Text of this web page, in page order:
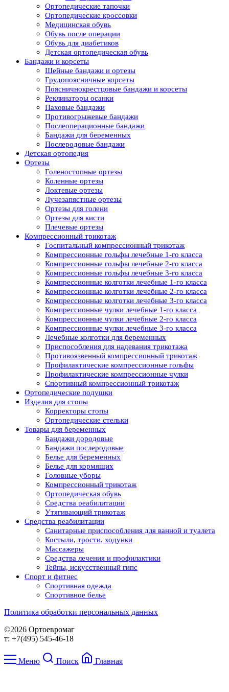
Ортопедические тапочки
Ортопедические кроссовки
Медицинская обувь
Обувь после операции
Обувь для диабетиков
Детская ортопедическая обувь
Бандажи и корсеты
Шейные бандажи и ортезы
Грудопоясничные корсеты
Поясничнокрестцовые бандажи и корсеты
Реклинаторы осанки
Паховые бандажи
Противогрыжевые бандажи
Послеоперационные бандажи
Бандажи для беременных
Послеродовые бандажи
Детская ортопедия
Ортезы
Голеностопные ортезы
Коленные ортезы
Локтевые ортезы
Лучезапястные ортезы
Ортезы для голени
Ортезы для кисти
Плечевые ортезы
Компрессионный трикотаж
Госпитальный компрессионный трикотаж
Компрессионные гольфы лечебные 1-го класса
Компрессионные гольфы лечебные 2-го класса
Компрессионные гольфы лечебные 3-го класса
Компрессионные колготки лечебные 1-го класса
Компрессионные колготки лечебные 2-го класса
Компрессионные колготки лечебные 3-го класса
Компрессионные чулки лечебные 1-го класса
Компрессионные чулки лечебные 2-го класса
Компрессионные чулки лечебные 3-го класса
Лечебные колготки для беременных
Приспособления для надевания трикотажа
Противоязвенный компрессионный трикотаж
Профилактические компрессионные гольфы
Профилактические компрессионные чулки
Спортивный компрессионный трикотаж
Ортопедические подушки
Изделия для стопы
Корректоры стопы
Ортопедические стельки
Товары для беременных
Бандажи дородовые
Бандажи послеродовые
Белье для беременных
Белье для кормящих
Головные уборы
Компрессионный трикотаж
Ортопедическая обувь
Средства реабилитации
Утягивающий трикотаж
Средства реабилитации
Cанитарные приспособления для ванной и туалета
Костыли, трости, ходунки
Массажеры
Средства лечения и профилактики
Тейпы, искусственный гипс
Спорт и фитнес
Спортивная одежда
Спортивное белье
Политика обработки персональных данных
©2026 Ортоевромаг
т: +7(495) 545-46-18
Меню Поиск Главная